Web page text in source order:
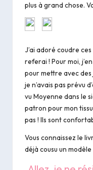
plus à grand chose.
J’ai adoré coudre
referai ! Pour moi,
pour mettre avec des
je n’avais pas prévu
vu Moyenne dans le
patron pour mon
pas ! Ils sont
Vous connaissez le
déjà cousu un modèle